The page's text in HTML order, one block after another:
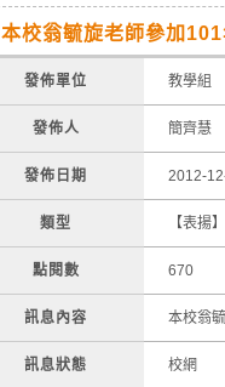
本校翁毓旋老師參加
發佈單位 教學組
發佈人 簡齊慧
發佈日期 2012-
類型 【表揚】
點閱數 670
訊息內容 本校翁
訊息狀態 校網